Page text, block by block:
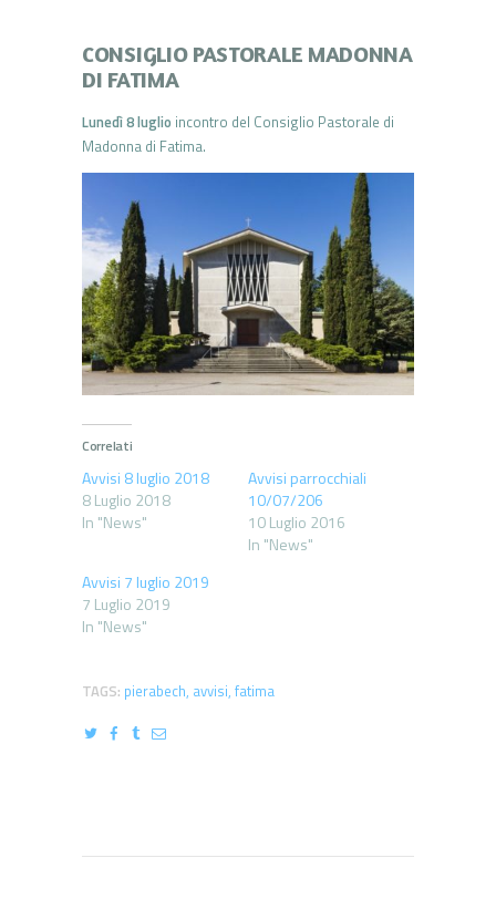
CONSIGLIO PASTORALE MADONNA
DI FATIMA
Lunedì 8 luglio incontro del Consiglio Pastorale di
Madonna di Fatima.
Correlati
Avvisi 8 luglio 2018
8 Luglio 2018
In "News"
Avvisi parrocchiali
10/07/206
10 Luglio 2016
In "News"
Avvisi 7 luglio 2019
7 Luglio 2019
In "News"
TAGS: pierabech, avvisi, fatima